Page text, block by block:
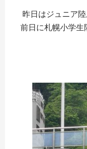
昨日はジュニア
前日に札幌小学生